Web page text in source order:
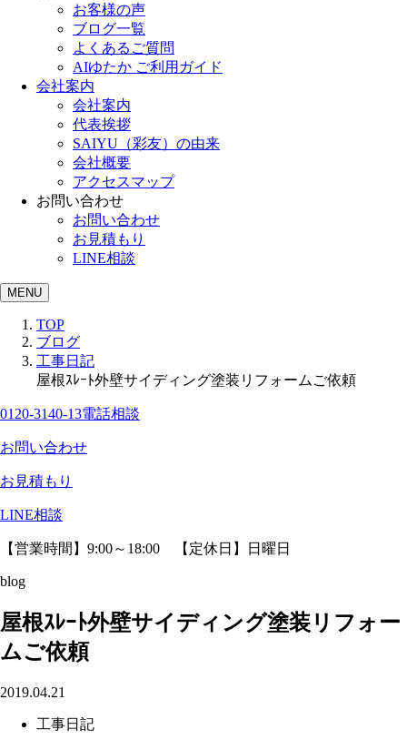
お客様の声
ブログ一覧
よくあるご質問
AIゆたか ご利用ガイド
会社案内
会社案内
代表挨拶
SAIYU（彩友）の由来
会社概要
アクセスマップ
お問い合わせ
お問い合わせ
お見積もり
LINE相談
MENU
TOP
ブログ
工事日記
屋根ｽﾚｰﾄ外壁サイディング塗装リフォームご依頼
0120-3140-13電話相談
お問い合わせ
お見積もり
LINE相談
【営業時間】9:00～18:00 【定休日】日曜日
blog
屋根ｽﾚｰﾄ外壁サイディング塗装リフォー
ムご依頼
2019.04.21
工事日記